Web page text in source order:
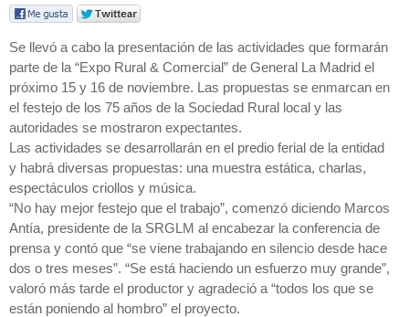
Se llevó a cabo la presentación de las actividades que formarán
parte de la “Expo Rural & Comercial” de General La Madrid el
próximo 15 y 16 de noviembre. Las propuestas se enmarcan en
el festejo de los 75 años de la Sociedad Rural local y las
autoridades se mostraron expectantes.
Las actividades se desarrollarán en el predio ferial de la entidad
y habrá diversas propuestas: una muestra estática, charlas,
espectáculos criollos y música.
“No hay mejor festejo que el trabajo”, comenzó diciendo Marcos
Antía, presidente de la SRGLM al encabezar la conferencia de
prensa y contó que “se viene trabajando en silencio desde hace
dos o tres meses”. “Se está haciendo un esfuerzo muy grande”,
valoró más tarde el productor y agradeció a “todos los que se
están poniendo al hombro” el proyecto.